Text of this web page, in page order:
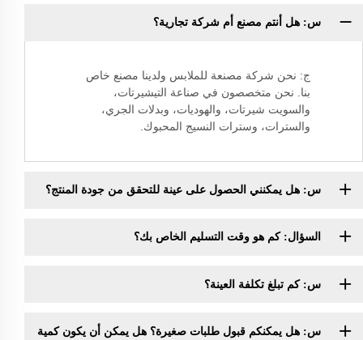
س: هل أنتم مصنع أم شركة تجارية؟
ج: نحن شركة مصنعة للملابس ولدينا مصنع خاص
بنا. نحن متخصصون في صناعة التيشيرتات،
والسويت شيرتات، والهوديات، وبدلات الجري،
والسترات، وسترات النسيج المحبوك.
س: هل يمكنني الحصول على عينة للتحقق من جودة المنتج؟
السؤال: كم هو وقت التسليم الخاص بك؟
س: كم تبلغ تكلفة العينة؟
س: هل يمكنكم قبول طلبات صغيرة؟ هل يمكن أن يكون كمية